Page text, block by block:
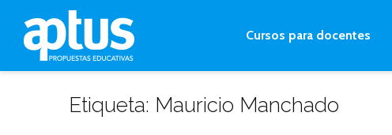
Cursos para docentes
Etiqueta: Mauricio Manchado